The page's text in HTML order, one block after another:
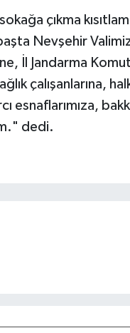
çıkma
Nevşehir
İl Jandarma
çalışanlarına,
esnaflarımıza,
dedi.